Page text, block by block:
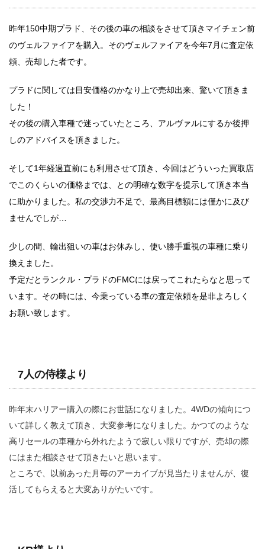
昨年150中期プラド、その後の車の相談をさせて頂きマイチェン前
のヴェルファイアを購入。そのヴェルファイアを今年7月に査定依
頼、売却した者です。
プラドに関しては目安価格のかなり上で売却出来、驚いて頂きま
した！
その後の購入車種で迷っていたところ、アルヴァルにするか後押
しのアドバイスを頂きました。
そして1年経過直前にも利用させて頂き、今回はどういった買取店
でこのくらいの価格までは、との明確な数字を提示して頂き本当
に助かりました。私の交渉力不足で、最高目標額には僅かに及び
ませんでしが…
少しの間、輸出狙いの車はお休みし、使い勝手重視の車種に乗り
換えました。
予定だとランクル・プラドのFMCには戻ってこれたらなと思って
います。その時には、今乗っている車の査定依頼を是非よろしく
お願い致します。
7人の侍様より
昨年末ハリアー購入の際にお世話になりました。4WDの傾向につ
いて詳しく教えて頂き、大変参考になりました。かつてのような
高リセールの車種から外れたようで寂しい限りですが、売却の際
にはまた相談させて頂きたいと思います。
ところで、以前あった月毎のアーカイブが見当たりませんが、復
活してもらえると大変ありがたいです。